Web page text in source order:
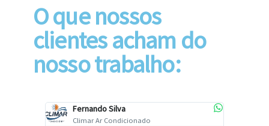
O que nossos
clientes acham do
nosso trabalho:
Fernando Silva
Climar Ar Condicionado